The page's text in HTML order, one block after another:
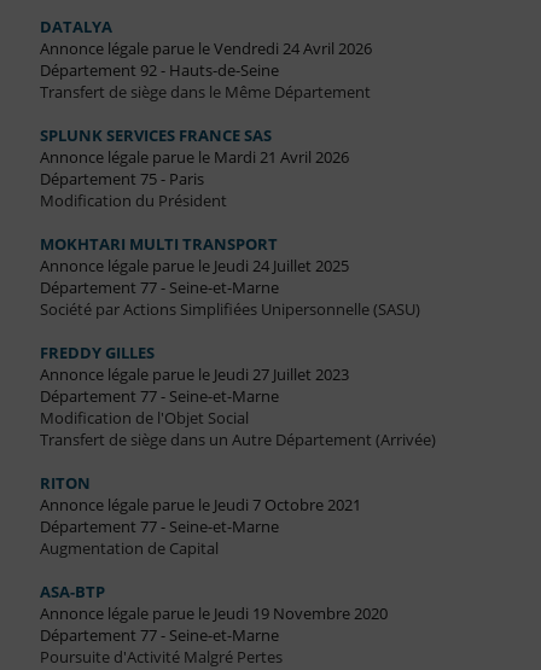
DATALYA
Annonce légale parue le Vendredi 24 Avril 2026
Département 92 - Hauts-de-Seine
Transfert de siège dans le Même Département
SPLUNK SERVICES FRANCE SAS
Annonce légale parue le Mardi 21 Avril 2026
Département 75 - Paris
Modification du Président
MOKHTARI MULTI TRANSPORT
Annonce légale parue le Jeudi 24 Juillet 2025
Département 77 - Seine-et-Marne
Société par Actions Simplifiées Unipersonnelle (SASU)
FREDDY GILLES
Annonce légale parue le Jeudi 27 Juillet 2023
Département 77 - Seine-et-Marne
Modification de l'Objet Social
Transfert de siège dans un Autre Département (Arrivée)
RITON
Annonce légale parue le Jeudi 7 Octobre 2021
Département 77 - Seine-et-Marne
Augmentation de Capital
ASA-BTP
Annonce légale parue le Jeudi 19 Novembre 2020
Département 77 - Seine-et-Marne
Poursuite d'Activité Malgré Pertes